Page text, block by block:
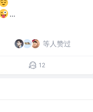
…
等人赞过
12